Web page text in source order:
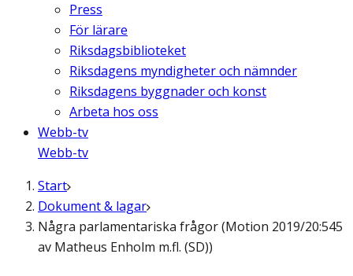
Press
För lärare
Riksdagsbiblioteket
Riksdagens myndigheter och nämnder
Riksdagens byggnader och konst
Arbeta hos oss
Webb-tv
Webb-tv
Start
Dokument & lagar
Några parlamentariska frågor (Motion 2019/20:545
av Matheus Enholm m.fl. (SD))